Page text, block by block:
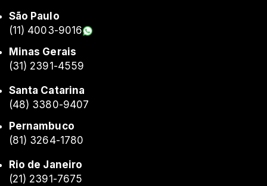
São Paulo
(11) 4003-9016
Minas Gerais
(31) 2391-4559
Santa Catarina
(48) 3380-9407
Pernambuco
(81) 3264-1780
Rio de Janeiro
(21) 2391-7675